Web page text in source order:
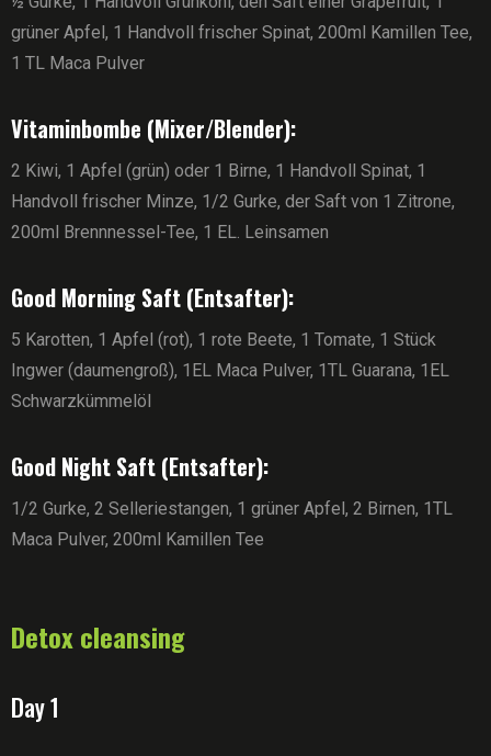
grüner Apfel, 1 Handvoll frischer Spinat, 200ml Kamillen Tee,
1 TL Maca Pulver
Vitaminbombe (Mixer/Blender):
2 Kiwi, 1 Apfel (grün) oder 1 Birne, 1 Handvoll Spinat, 1
Handvoll frischer Minze, 1/2 Gurke, der Saft von 1 Zitrone,
200ml Brennnessel-Tee, 1 EL. Leinsamen
Good Morning Saft (Entsafter):
5 Karotten, 1 Apfel (rot), 1 rote Beete, 1 Tomate, 1 Stück
Ingwer (daumengroß), 1EL Maca Pulver, 1TL Guarana, 1EL
Schwarzkümmelöl
Good Night Saft (Entsafter):
1/2 Gurke, 2 Selleriestangen, 1 grüner Apfel, 2 Birnen, 1TL
Maca Pulver, 200ml Kamillen Tee
Detox cleansing
Day 1